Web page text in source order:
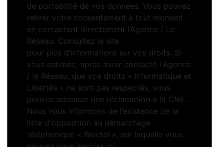
de portabilité de vos données. Vous pouvez
retirer votre consentement à tout moment
en contactant directement l’Agence / Le
Réseau. Consultez le site
pour plus d’informations sur vos droits. Si
vous estimez, après avoir contacté l'Agence
/ le Réseau, que vos droits « Informatique et
Libertés » ne sont pas respectés, vous
pouvez adresser une réclamation à la CNIL.
Nous vous informons de l’existence de la
liste d'opposition au démarchage
téléphonique « Bloctel », sur laquelle vous